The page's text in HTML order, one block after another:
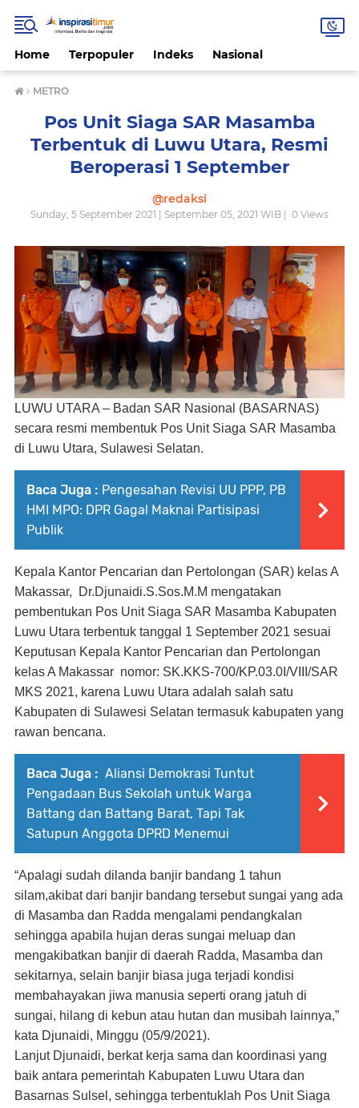
Home Terpopuler Indeks Nasional
› METRO
Pos Unit Siaga SAR Masamba
Terbentuk di Luwu Utara, Resmi
Beroperasi 1 September
@redaksi
Sunday, 5 September 2021 | September 05, 2021 WIB | 0 Views
LUWU UTARA – Badan SAR Nasional (BASARNAS)
secara resmi membentuk Pos Unit Siaga SAR Masamba
di Luwu Utara, Sulawesi Selatan.
Baca Juga : Pengesahan Revisi UU PPP, PB
HMI MPO: DPR Gagal Maknai Partisipasi
Publik
Kepala Kantor Pencarian dan Pertolongan (SAR) kelas A
Makassar,
Dr.Djunaidi.S.Sos.M.M mengatakan
pembentukan Pos Unit Siaga SAR Masamba Kabupaten
Luwu Utara terbentuk tanggal 1 September 2021 sesuai
Keputusan Kepala Kantor Pencarian dan Pertolongan
kelas A Makassar nomor: SK.KKS-700/KP.03.0I/VIII/SAR
MKS 2021, karena Luwu Utara adalah salah satu
Kabupaten di Sulawesi Selatan termasuk kabupaten yang
rawan bencana.
Baca Juga : Aliansi Demokrasi Tuntut
Pengadaan Bus Sekolah untuk Warga
Battang dan Battang Barat, Tapi Tak
Satupun Anggota DPRD Menemui
“Apalagi sudah dilanda banjir bandang 1 tahun
silam,akibat dari banjir bandang tersebut sungai yang ada
di Masamba dan Radda mengalami pendangkalan
sehingga apabila hujan deras sungai meluap dan
mengakibatkan banjir di daerah Radda, Masamba dan
sekitarnya, selain banjir biasa juga terjadi kondisi
membahayakan jiwa manusia seperti orang jatuh di
sungai, hilang di kebun atau hutan dan musibah lainnya,”
kata Djunaidi, Minggu (05/9/2021).
Lanjut Djunaidi, berkat kerja sama dan koordinasi yang
baik antara pemerintah Kabupaten Luwu Utara dan
Basarnas Sulsel, sehingga terbentuklah Pos Unit Siaga